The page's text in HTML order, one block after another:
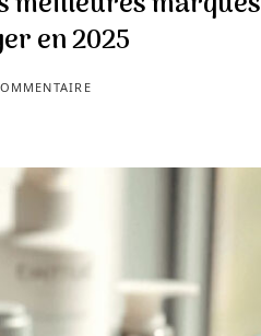
en 2025